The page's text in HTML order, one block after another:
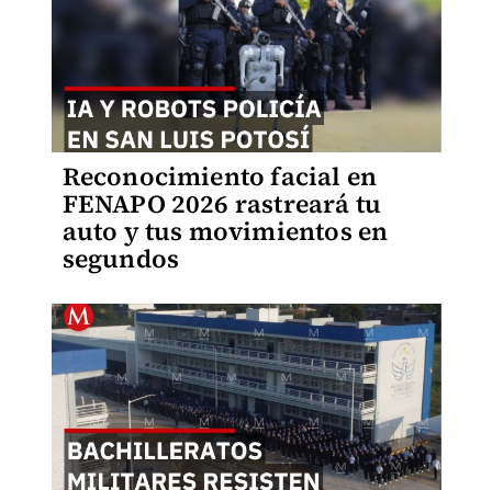
Reconocimiento facial en
FENAPO 2026 rastreará tu
auto y tus movimientos en
segundos